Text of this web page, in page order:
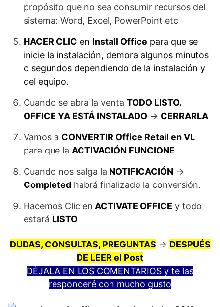
propósito que no sea consumir recursos del
sistema: Word, Excel, PowerPoint etc
HACER CLIC en Install Office para que se
inicie la instalación, demora algunos minutos
o segundos dependiendo de la instalación y
del equipo.
Cuando se abra la venta TODO LISTO.
OFFICE YA ESTÁ INSTALADO -> CERRARLA
Vamos a CONVERTIR Office Retail en VL
para que la ACTIVACIÓN FUNCIONE.
Cuando nos salga la NOTIFICACIÓN ->
Completed habrá finalizado la conversión.
Hacemos Clic en ACTIVATE OFFICE y todo
estará LISTO
DUDAS, CONSULTAS, PREGUNTAS -> DESPUÉS
DE LEER el Post
DÉJALA EN LOS COMENTARIOS y te las
responderé con mucho gusto